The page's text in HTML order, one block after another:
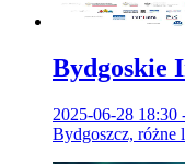
Bydgoskie
2025-06-28 18:30
Bydgoszcz, różne